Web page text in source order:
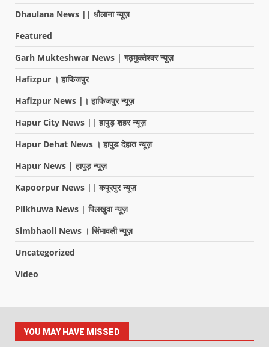
Dhaulana News || धौलाना न्यूज़
Featured
Garh Mukteshwar News | गढ़मुक्तेश्वर न्यूज़
Hafizpur । हाफिजपुर
Hafizpur News |। हाफिजपुर न्यूज़
Hapur City News || हापुड़ शहर न्यूज़
Hapur Dehat News । हापुड देहात न्यूज़
Hapur News | हापुड़ न्यूज़
Kapoorpur News || कपूरपुर न्यूज़
Pilkhuwa News | पिलखुवा न्यूज़
Simbhaoli News । सिंभावली न्यूज़
Uncategorized
Video
YOU MAY HAVE MISSED